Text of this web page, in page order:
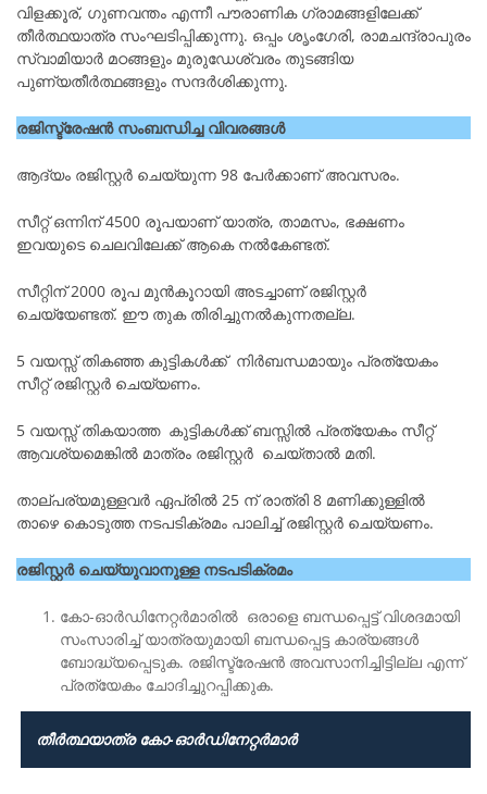
വിളക്കൂര്, ഗുണവന്തം എന്നീ പൗരാണിക ഗ്രാമങ്ങളിലേക്ക്
തീർത്ഥയാത്ര സംഘടിപ്പിക്കുന്നു. ഒപ്പം ശൃംഗേരി, രാമചന്ദ്രാപുരം
സ്വാമിയാർ മഠങ്ങളും മുരുഡേശ്വരം തുടങ്ങിയ
പുണ്യതീർത്ഥങ്ങളും സന്ദർശിക്കുന്നു.
രജിസ്ട്രേഷൻ സംബന്ധിച്ച വിവരങ്ങൾ
ആദ്യം രജിസ്റ്റർ ചെയ്യുന്ന 98 പേർക്കാണ് അവസരം.
സീറ്റ്‌ ഒന്നിന് 4500 രൂപയാണ് യാത്ര, താമസം, ഭക്ഷണം
ഇവയുടെ ചെലവിലേക്ക് ആകെ നൽകേണ്ടത്.
സീറ്റിന് 2000 രൂപ മുൻകൂറായി അടച്ചാണ് രജിസ്റ്റർ
ചെയ്യേണ്ടത്. ഈ തുക തിരിച്ചുനൽകുന്നതല്ല.
5 വയസ്സ് തികഞ്ഞ കുട്ടികൾക്ക് നിർബന്ധമായും പ്രത്യേകം
സീറ്റ് രജിസ്റ്റർ ചെയ്യണം.
5 വയസ്സ് തികയാത്ത കുട്ടികൾക്ക് ബസ്സിൽ പ്രത്യേകം സീറ്റ്
ആവശ്യമെങ്കിൽ മാത്രം രജിസ്റ്റർ ചെയ്താൽ മതി.
താല്പര്യമുള്ളവർ ഏപ്രിൽ 25 ന് രാത്രി 8 മണിക്കുള്ളിൽ
താഴെ കൊടുത്ത നടപടിക്രമം പാലിച്ച് രജിസ്റ്റർ ചെയ്യണം.
രജിസ്റ്റർ ചെയ്യുവാനുള്ള നടപടിക്രമം
കോ-ഓർഡിനേറ്റർമാരിൽ ഒരാളെ ബന്ധപ്പെട്ട് വിശദമായി
സംസാരിച്ച് യാത്രയുമായി ബന്ധപ്പെട്ട കാര്യങ്ങൾ
ബോദ്ധ്യപ്പെടുക. രജിസ്ട്രേഷൻ അവസാനിച്ചിട്ടില്ല എന്ന്
പ്രത്യേകം ചോദിച്ചുറപ്പിക്കുക.
തീർത്ഥയാത്ര കോ-ഓർഡിനേറ്റർമാർ